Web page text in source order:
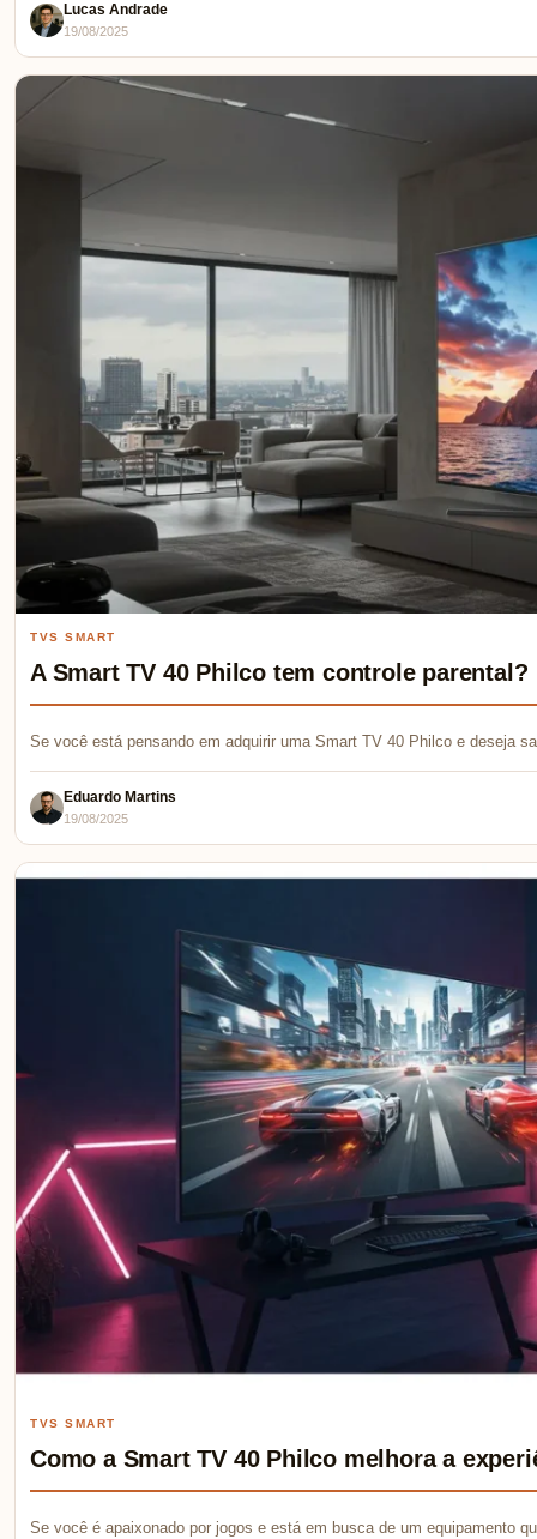
Lucas Andrade
19/08/2025
TVS SMART
A Smart TV 40 Philco tem controle parental?
Se você está pensando em adquirir uma Smart TV 40 Philco e deseja
Eduardo Martins
19/08/2025
TVS SMART
Como a Smart TV 40 Philco melhora a
Se você é apaixonado por jogos e está em busca de um equipamento